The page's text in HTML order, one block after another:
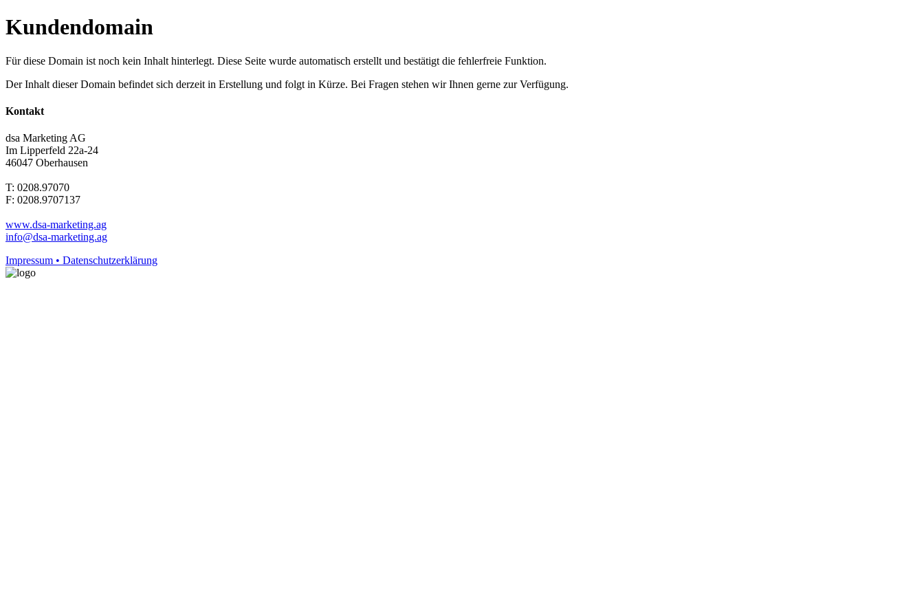
Kundendomain
Für diese Domain ist noch kein Inhalt hinterlegt. Diese Seite wurde automatisch erstellt und bestätigt die fehlerfreie Funktion.
Der Inhalt dieser Domain befindet sich derzeit in Erstellung und folgt in Kürze. Bei Fragen stehen wir Ihnen gerne zur Verfügung.
Kontakt
dsa Marketing AG
Im Lipperfeld 22a-24
46047 Oberhausen
T: 0208.97070
F: 0208.9707137
www.dsa-marketing.ag
info@dsa-marketing.ag
Impressum • Datenschutzerklärung